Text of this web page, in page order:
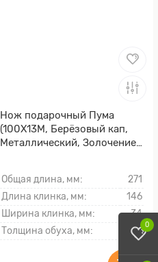
0
Нож подарочный Пума
(100Х13М, Берёзовый кап,
Металлический, Золочение
Общая длина, мм:
271
Длина клинка, мм:
146
Ширина клинка, мм:
34
Толщина обуха, мм:
2.9